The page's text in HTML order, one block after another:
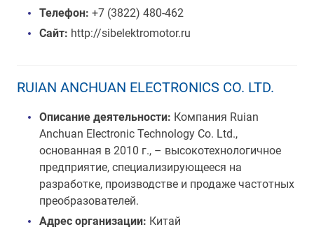
Телефон: +7 (3822) 480-462
Сайт: http://sibelektromotor.ru
RUIAN ANCHUAN ELECTRONICS CO. LTD.
Описание деятельности: Компания Ruian
Anchuan Electronic Technology Co. Ltd.,
основанная в 2010 г., – высокотехнологичное
предприятие, специализирующееся на
разработке, производстве и продаже частотных
преобразователей.
Адрес организации: Китай